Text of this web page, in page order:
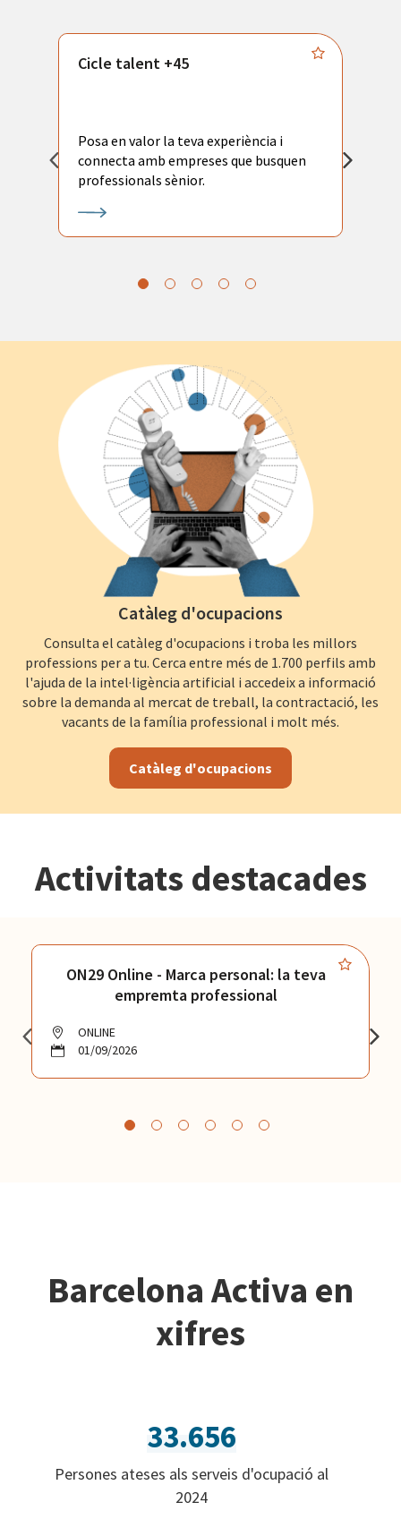
Cicle talent +45
Posa en valor la teva experiència i
connecta amb empreses que busquen
professionals sènior.
Catàleg d'ocupacions
Consulta el catàleg d'ocupacions i troba les millors
professions per a tu. Cerca entre més de 1.700 perfils amb
l'ajuda de la intel·ligència artificial i accedeix a informació
sobre la demanda al mercat de treball, la contractació, les
vacants de la família professional i molt més.
Catàleg d'ocupacions
Activitats destacades
ON29 Online - Marca personal: la teva
empremta professional
ONLINE
01/09/2026
Barcelona Activa en
xifres
33.656
Persones ateses als serveis d'ocupació al
2024